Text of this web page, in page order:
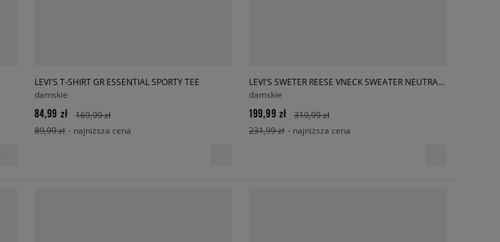
LEVI'S T-SHIRT GR ESSENTIAL SPORTY TEE
damskie
84,99 zł
169,99 zł
89,99 zł - najniższa cena
LEVI'S SWETER REESE VNECK SWEATER NEUTRALS
damskie
199,99 zł
319,99 zł
231,99 zł - najniższa cena